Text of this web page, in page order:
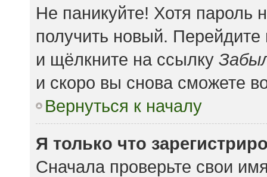
Не паникуйте! Хотя пароль
получить новый.
и щёлкните на ссылку
и скоро вы снова сможете
Вернуться к началу
Я только что
Сначала проверьте свои